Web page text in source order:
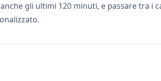
gli ultimi 120 minuti, e passare tra i